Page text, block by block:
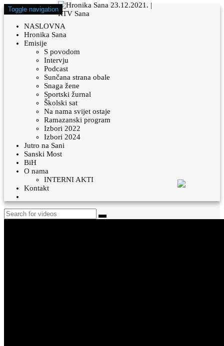
Toggle navigation
NASLOVNA
Hronika Sana
Emisije
S povodom
Intervju
Podcast
Sunčana strana obale
Snaga žene
Sportski žurnal
Školski sat
Na nama svijet ostaje
Ramazanski program
Izbori 2022
Izbori 2024
Jutro na Sani
Sanski Most
BiH
O nama
INTERNI AKTI
Kontakt